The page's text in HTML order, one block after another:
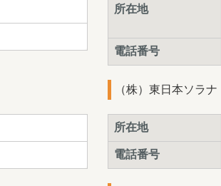
所在地
電話番号
（株）東日本ソラナ
所在地
電話番号